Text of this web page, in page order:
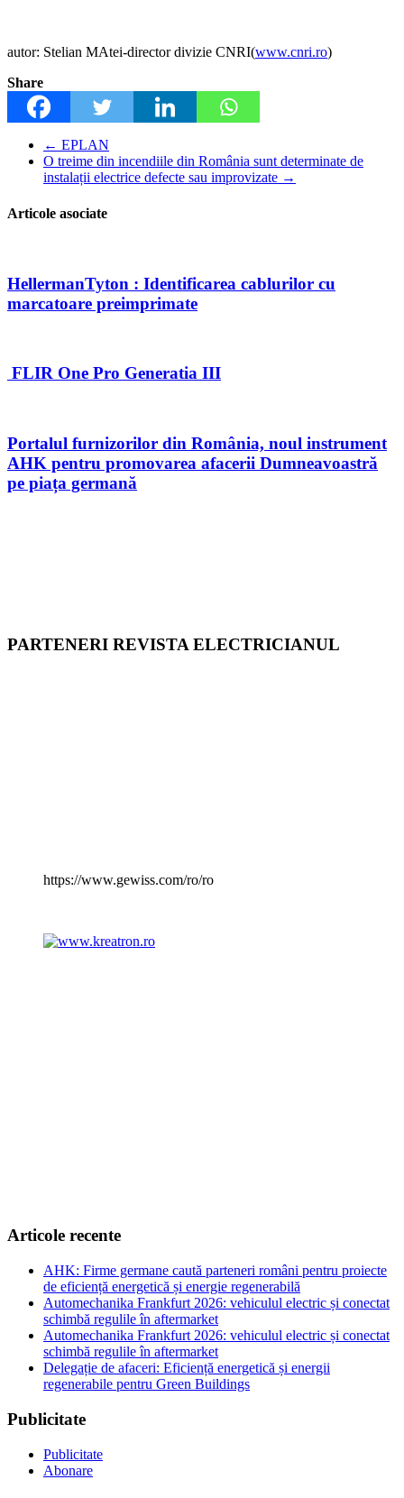
autor: Stelian MAtei-director divizie CNRI(www.cnri.ro)
Share
← EPLAN
O treime din incendiile din România sunt determinate de
instalații electrice defecte sau improvizate →
Articole asociate
HellermanTyton : Identificarea cablurilor cu
marcatoare preimprimate
FLIR One Pro Generatia III
Portalul furnizorilor din România, noul instrument
AHK pentru promovarea afacerii Dumneavoastră
pe piața germană
PARTENERI REVISTA ELECTRICIANUL
https://www.gewiss.com/ro/ro
Articole recente
AHK: Firme germane caută parteneri români pentru proiecte
de eficiență energetică și energie regenerabilă
Automechanika Frankfurt 2026: vehiculul electric și conectat
schimbă regulile în aftermarket
Automechanika Frankfurt 2026: vehiculul electric și conectat
schimbă regulile în aftermarket
Delegație de afaceri: Eficiență energetică și energii
regenerabile pentru Green Buildings
Publicitate
Publicitate
Abonare